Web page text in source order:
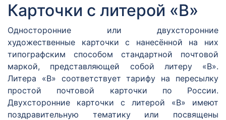
Карточки с литерой «В»
Односторонние или двухсторонние
художественные карточки с нанесённой на них
типографским способом стандартной почтовой
маркой, представляющей собой литеру «В».
Литера «В» соответствует тарифу на пересылку
простой почтовой карточки по России.
Двухсторонние карточки с литерой «В» имеют
поздравительную тематику или посвящены